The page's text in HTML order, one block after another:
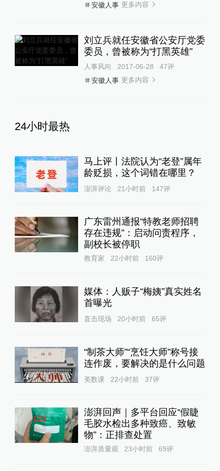
安徽人事 更多内容
刘立兵就任安徽省公安厅党委
委员，曾被称为“打黑英雄”
人事风向 2017-06-28 47评
安徽人事 更多内容
24小时最热
马上评丨法院认为“老登”属年
龄贬损，这个词错在哪里？
澎湃评论 21小时前 147评
广东雷州通报“特教老师招聘
存在违规”：启动问责程序，
副校长被停职
教育家 22小时前 160评
媒体：人贩子“梅姨”真实姓名
首曝光
直击现场 20小时前 65评
“制茶大师”“烹饪大师”称号接
连作废，要解决的是什么问题
美数课 22小时前 37评
澎湃回声｜多平台回应“假睫
毛胶水检出多种致癌、致敏
物”：正排查处置
澎湃质量观 23小时前 69评